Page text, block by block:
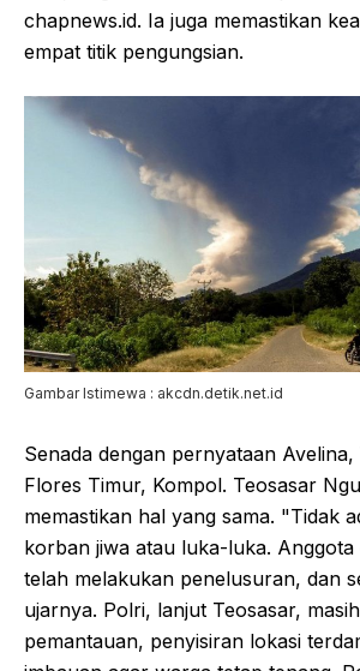
chapnews.id. Ia juga memastikan
empat titik pengungsian.
Gambar Istimewa : akcdn.detik.net.id
Senada dengan pernyataan
Flores Timur, Kompol. Teosasar
memastikan hal yang sama. "Tidak
korban jiwa atau luka-luka. Anggota
telah melakukan penelusuran, dan
ujarnya. Polri, lanjut Teosasar,
pemantauan, penyisiran lokasi